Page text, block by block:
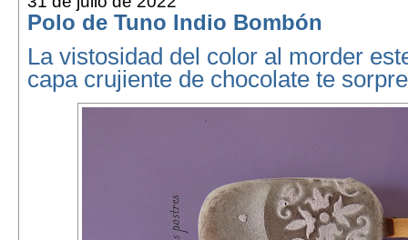
Polo de Tuno Indio Bombón
La vistosidad del color al morder
capa crujiente de chocolate te